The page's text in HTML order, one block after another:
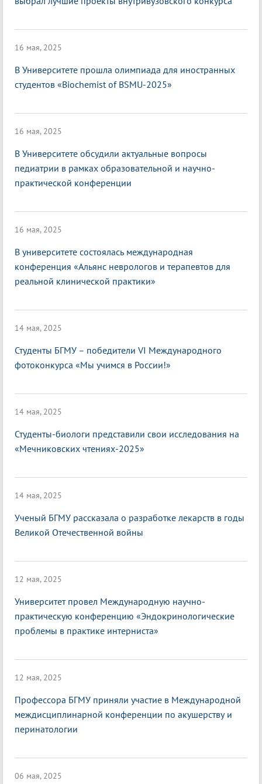
16 мая, 2025
В Университете прошла олимпиада для иностранных
студентов «Biochemist of BSMU-2025»
16 мая, 2025
В Университете обсудили актуальные вопросы
педиатрии в рамках образовательной и научно-
практической конференции
16 мая, 2025
В университете состоялась международная
конференция «Альянс неврологов и терапевтов для
реальной клинической практики»
14 мая, 2025
Студенты БГМУ – победители VI Международного
фотоконкурса «Мы учимся в России!»
14 мая, 2025
Студенты-биологи представили свои исследования на
«Мечниковских чтениях-2025»
14 мая, 2025
Ученый БГМУ рассказала о разработке лекарств в годы
Великой Отечественной войны
12 мая, 2025
Университет провел Международную научно-
практическую конференцию «Эндокринологические
проблемы в практике интерниста»
12 мая, 2025
Профессора БГМУ приняли участие в Международной
междисциплинарной конференции по акушерству и
перинатологии
06 мая, 2025